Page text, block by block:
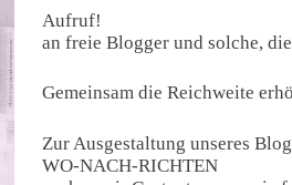
Aufruf!
an freie Blogger und solche,
Gemeinsam die Reichweite
Zur Ausgestaltung unseres
WO-NACH-RICHTEN